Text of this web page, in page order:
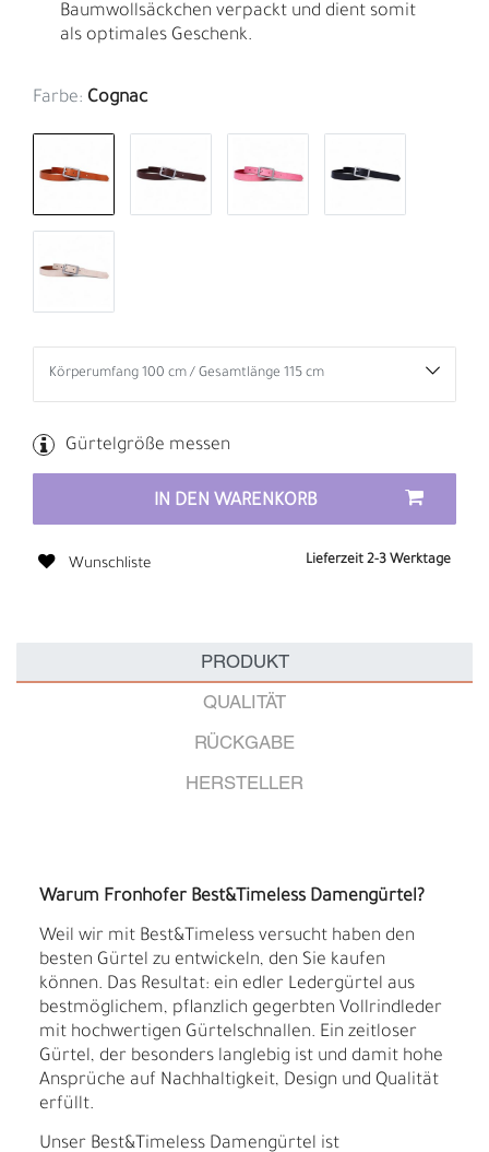
Baumwollsäckchen verpackt und dient somit
als optimales Geschenk.
Farbe: Cognac
Gürtelgröße messen
IN DEN WARENKORB
Wunschliste Lieferzeit 2-3 Werktage
PRODUKT
QUALITÄT
RÜCKGABE
HERSTELLER
Warum Fronhofer Best&Timeless Damengürtel?
Weil wir mit Best&Timeless versucht haben den
besten Gürtel zu entwickeln, den Sie kaufen
können. Das Resultat: ein edler Ledergürtel aus
bestmöglichem, pflanzlich gegerbten Vollrindleder
mit hochwertigen Gürtelschnallen. Ein zeitloser
Gürtel, der besonders langlebig ist und damit hohe
Ansprüche auf Nachhaltigkeit, Design und Qualität
erfüllt.
Unser Best&Timeless Damengürtel ist